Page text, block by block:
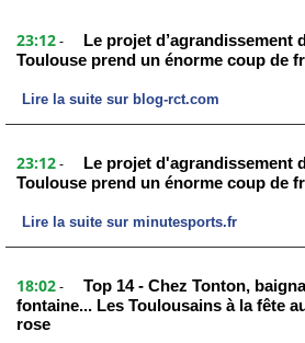
23:12 -
Le projet d’agrandissement
Toulouse prend un énorme coup de
Lire la suite sur blog-rct.com
23:12 -
Le projet d'agrandissement
Toulouse prend un énorme coup de
Lire la suite sur minutesports.fr
18:02 -
Top 14 - Chez Tonton,
fontaine... Les Toulousains à la fête
rose